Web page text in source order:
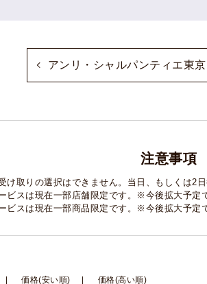
アンリ・シャルパンティエ東
注意事項
け取りの選択はできません。 当日、もしくは2
ビスは現在一部店舗限定です。
※今後拡大予定
ビスは現在一部商品限定です。
※今後拡大予定
価格(安い順) 価格(高い順)